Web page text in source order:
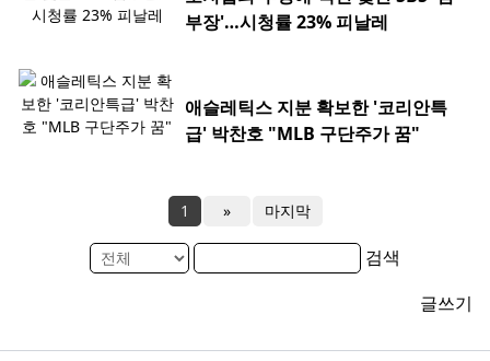
부장'…시청률 23% 피날레
애슬레틱스 지분 확보한 '코리안특
급' 박찬호 "MLB 구단주가 꿈"
1 » 마지막
검색
글쓰기